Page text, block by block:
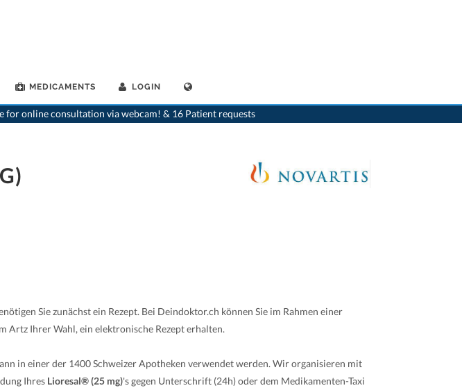
MEDICAMENTS LOGIN
online consultation via webcam! & 16 Patient requests
>Home>medikamente-online>Lioresal® (25 mg) Novartis Pharma Schweiz AG 7680360830344
Sie zunächst ein Rezept. Bei Deindoktor.ch können Sie im Rahmen einer
Artz Ihrer Wahl, ein elektronische Rezept erhalten.
in einer der 1400 Schweizer Apotheken verwendet werden. Wir organisieren mit
Ihres Lioresal® (25 mg)'s gegen Unterschrift (24h) oder dem Medikamenten-Taxi